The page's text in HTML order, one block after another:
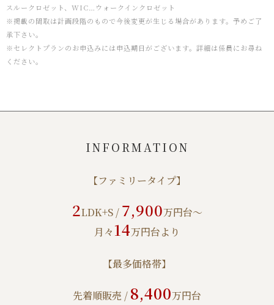
スルークロゼット、WIC…ウォークインクロゼット
※掲載の間取は計画段階のもので今後変更が生じる場合があります。予めご了
承下さい。
※セレクトプランのお申込みには申込期日がございます。詳細は係員にお尋ね
ください。
INFORMATION
【ファミリータイプ】
2LDK+S / 7,900万円台～
月々 14万円台より
【最多価格帯】
先着順販売 / 8,400万円台